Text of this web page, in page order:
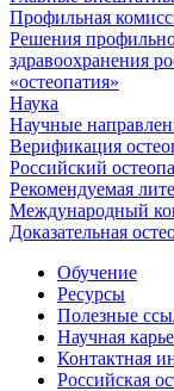
Профильная
Решения
здравоохранения
«остеопатия»
Наука
Научные
Верификация
Российский
Рекомендуемая
Международный
Доказательная
Обучение
Ресурсы
Полезные
Научная
Контактная
Российская